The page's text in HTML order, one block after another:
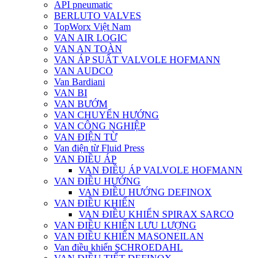
API pneumatic
BERLUTO VALVES
TopWorx Việt Nam
VAN AIR LOGIC
VAN AN TOÀN
VAN ÁP SUẤT VALVOLE HOFMANN
VAN AUDCO
Van Bardiani
VAN BI
VAN BƯỚM
VAN CHUYỂN HƯỚNG
VAN CÔNG NGHIỆP
VAN ĐIỆN TỪ
Van điện từ Fluid Press
VAN ĐIỀU ÁP
VAN ĐIỀU ÁP VALVOLE HOFMANN
VAN ĐIỀU HƯỚNG
VAN ĐIỀU HƯỚNG DEFINOX
VAN ĐIỀU KHIỂN
VAN ĐIỀU KHIỂN SPIRAX SARCO
VAN ĐIỀU KHIỂN LƯU LƯỢNG
VAN ĐIỀU KHIỂN MASONEILAN
Van điều khiển SCHROEDAHL